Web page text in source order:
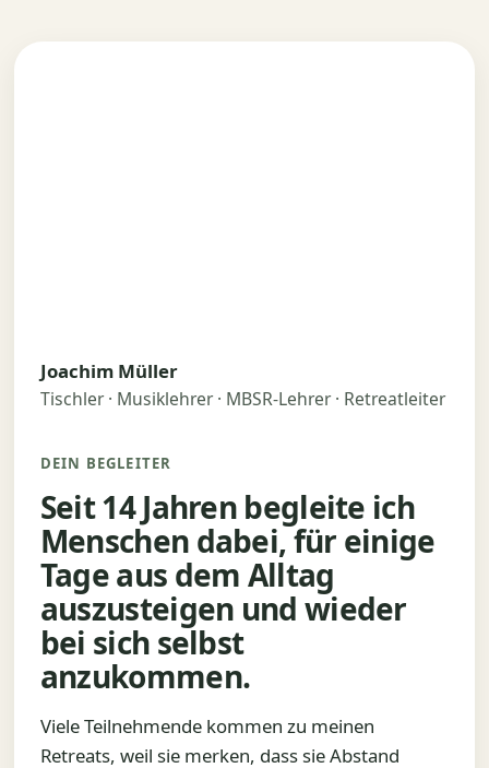
Joachim Müller
Tischler · Musiklehrer · MBSR-Lehrer · Retreatleiter
DEIN BEGLEITER
Seit 14 Jahren begleite ich
Menschen dabei, für einige
Tage aus dem Alltag
auszusteigen und wieder
bei sich selbst
anzukommen.
Viele Teilnehmende kommen zu meinen
Retreats, weil sie merken, dass sie Abstand